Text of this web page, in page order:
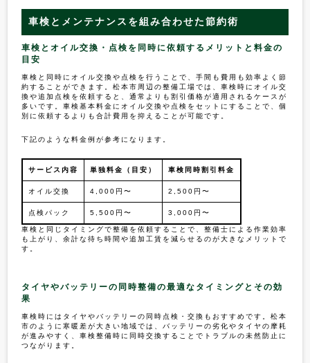
車検とメンテナンスを組み合わせた節約術
車検とオイル交換・点検を同時に依頼するメリットと料金の
目安
車検と同時にオイル交換や点検を行うことで、手間も費用も効率よく節
約することができます。松本市周辺の整備工場では、車検時にオイル交
換や追加点検を依頼すると、通常よりも割引価格が適用されるケースが
多いです。車検基本料金にオイル交換や点検をセットにすることで、個
別に依頼するよりも合計費用を抑えることが可能です。
下記のような料金例が参考になります。
サービス内容 単独料金（目安） 車検同時割引料金
オイル交換 4,000円〜 2,500円〜
点検パック 5,500円〜 3,000円〜
車検と同じタイミングで整備を依頼することで、整備士による作業効率
も上がり、余計な待ち時間や追加工賃を減らせるのが大きなメリットで
す。
タイヤやバッテリーの同時整備の最適なタイミングとその効
果
車検時にはタイヤやバッテリーの同時点検・交換もおすすめです。松本
市のように寒暖差が大きい地域では、バッテリーの劣化やタイヤの摩耗
が進みやすく、車検整備時に同時交換することでトラブルの未然防止に
つながります。